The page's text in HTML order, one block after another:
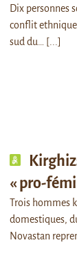
Dix personnes
conflit ethnique
sud du…
[...]
« pro-
Trois hommes
domestiques,
Novastan